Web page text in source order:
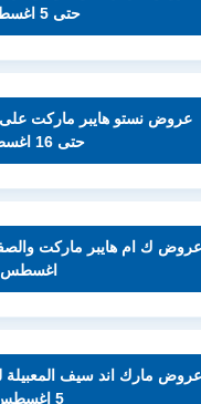
حتى 5 اغسطس
حتى 16 اغسطس
اغسطس
5 اغسطس